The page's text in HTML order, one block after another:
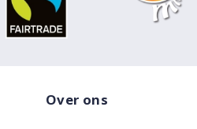
Over ons